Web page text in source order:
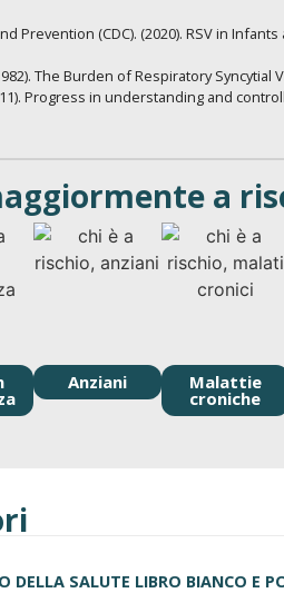
Prevention (CDC). (2020). RSV in
The Burden of Respiratory
Progress in understanding and
a
Anziani Malattie
croniche
SALUTE LIBRO BIANCO E